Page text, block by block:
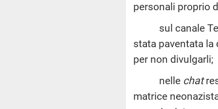
personali proprio
sul canale
stata paventata
per non divulgarli;
nelle chat
matrice